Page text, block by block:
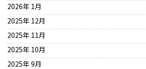
2026年 1月
2025年 12月
2025年 11月
2025年 10月
2025年 9月